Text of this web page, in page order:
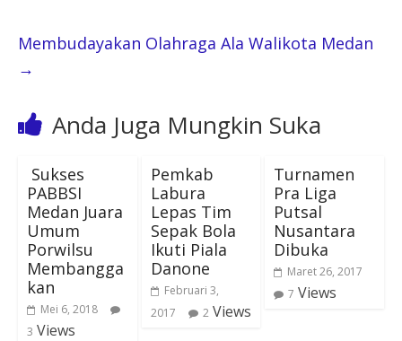
Membudayakan Olahraga Ala Walikota Medan
→
Anda Juga Mungkin Suka
Sukses
PABBSI
Medan Juara
Umum
Porwilsu
Membangga
kan
Mei 6, 2018
3 Views
Pemkab
Labura
Lepas Tim
Sepak Bola
Ikuti Piala
Danone
Februari 3,
2017
2 Views
Turnamen
Pra Liga
Putsal
Nusantara
Dibuka
Maret 26, 2017
7 Views